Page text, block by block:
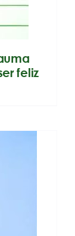
feliz